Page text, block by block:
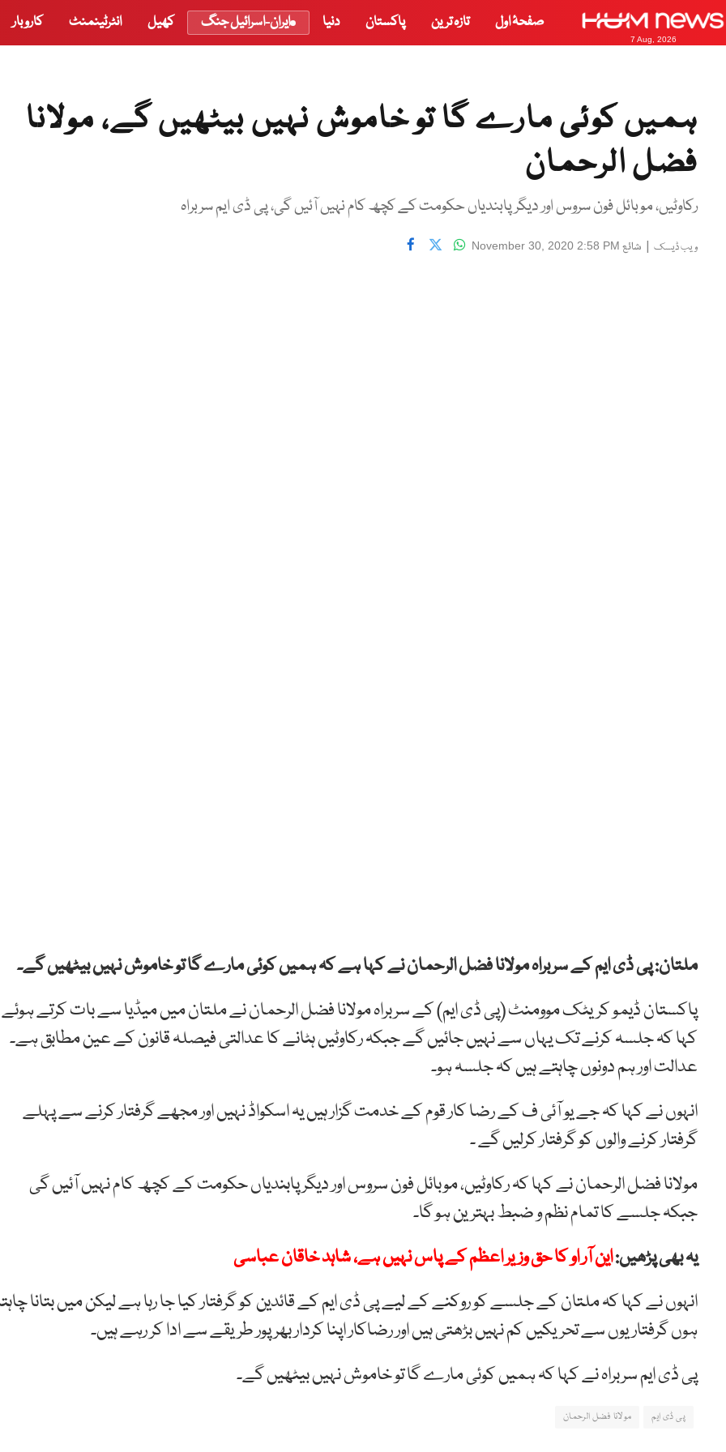
7 Aug, 2026
صفحۂ اول تازہ ترین پاکستان دنیا ایران-اسرائیل جنگ کھیل انٹرٹینمنٹ کاروبار
ہمیں کوئی مارے گا تو خاموش نہیں بیٹھیں گے، مولانا
فضل الرحمان
رکاوٹیں، موبائل فون سروس اور دیگر پابندیاں حکومت کے کچھ کام نہیں آئیں گی، پی ڈی ایم سربراہ
ویب ڈیسک | شائع November 30, 2020 2:58 PM
ملتان: پی ڈی ایم کے سربراہ مولانا فضل الرحمان نے کہا ہے کہ ہمیں کوئی مارے گا تو خاموش نہیں بیٹھیں گے۔
پاکستان ڈیمو کریٹک موومنٹ (پی ڈی ایم) کے سربراہ مولانا فضل الرحمان نے ملتان میں میڈیا سے بات کرتے ہوئے
کہا کہ جلسہ کرنے تک یہاں سے نہیں جائیں گے جبکہ رکاوٹیں ہٹانے کا عدالتی فیصلہ قانون کے عین مطابق ہے۔
عدالت اور ہم دونوں چاہتے ہیں کہ جلسہ ہو۔
انہوں نے کہا کہ جے یو آئی ف کے رضا کار قوم کے خدمت گزار ہیں یہ اسکواڈ نہیں اور مجھے گرفتار کرنے سے پہلے
گرفتار کرنے والوں کو گرفتار کرلیں گے ۔
مولانا فضل الرحمان نے کہا کہ رکاوٹیں، موبائل فون سروس اور دیگر پابندیاں حکومت کے کچھ کام نہیں آئیں گی
جبکہ جلسے کا تمام نظم و ضبط بہترین ہو گا۔
یہ بھی پڑھیں:این آر او کا حق وزیر اعظم کے پاس نہیں ہے، شاہد خاقان عباسی
انہوں نے کہا کہ ملتان کے جلسے کو روکنے کے لیے پی ڈی ایم کے قائدین کو گرفتار کیا جا رہا ہے لیکن میں بتانا
ہوں گرفتاریوں سے تحریکیں کم نہیں بڑھتی ہیں اور رضاکار اپنا کردار بھرپور طریقے سے ادا کر رہے ہیں۔
پی ڈی ایم سربراہ نے کہا کہ ہمیں کوئی مارے گا تو خاموش نہیں بیٹھیں گے۔
پی ڈی ایم مولانا فضل الرحمان